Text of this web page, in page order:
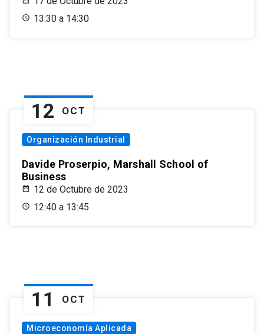
13:30 a 14:30
12 OCT
Organización Industrial
Davide Proserpio, Marshall School of
Business
12 de Octubre de 2023
12:40 a 13:45
11 OCT
Microeconomía Aplicada